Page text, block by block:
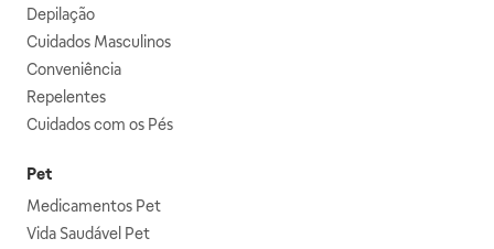
Depilação
Cuidados Masculinos
Conveniência
Repelentes
Cuidados com os Pés
Pet
Medicamentos Pet
Vida Saudável Pet